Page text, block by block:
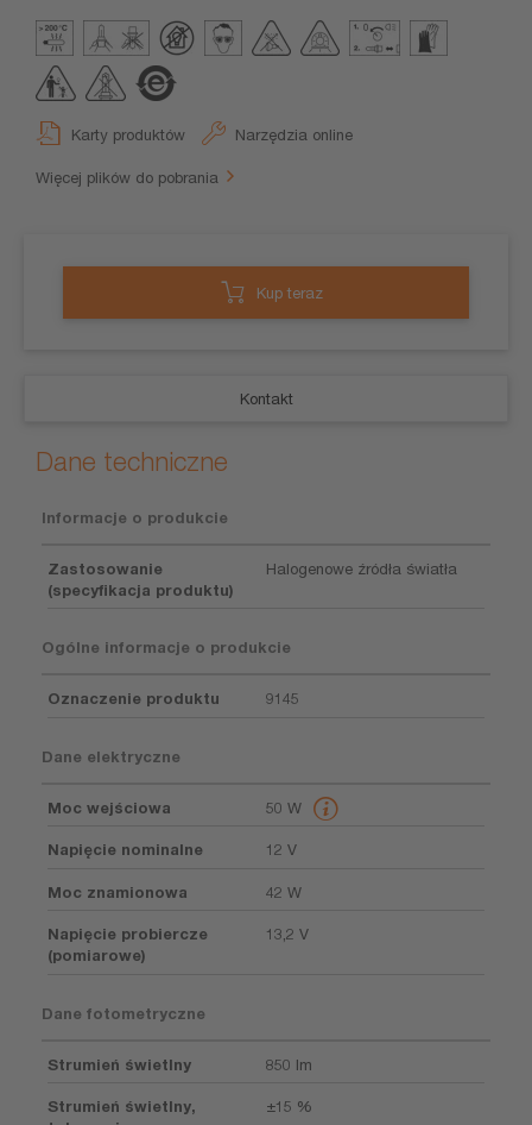
Karty produktów Narzędzia online
Więcej plików do pobrania
Kup teraz
Kontakt
Dane techniczne
Informacje o produkcie
Zastosowanie
(specyfikacja produktu)
Halogenowe źródła światła
Ogólne informacje o produkcie
Oznaczenie produktu 9145
Dane elektryczne
Moc wejściowa 50 W
Napięcie nominalne 12 V
Moc znamionowa 42 W
Napięcie probiercze
(pomiarowe)
13,2 V
Dane fotometryczne
Strumień świetlny 850 lm
Strumień świetlny,
±15 %